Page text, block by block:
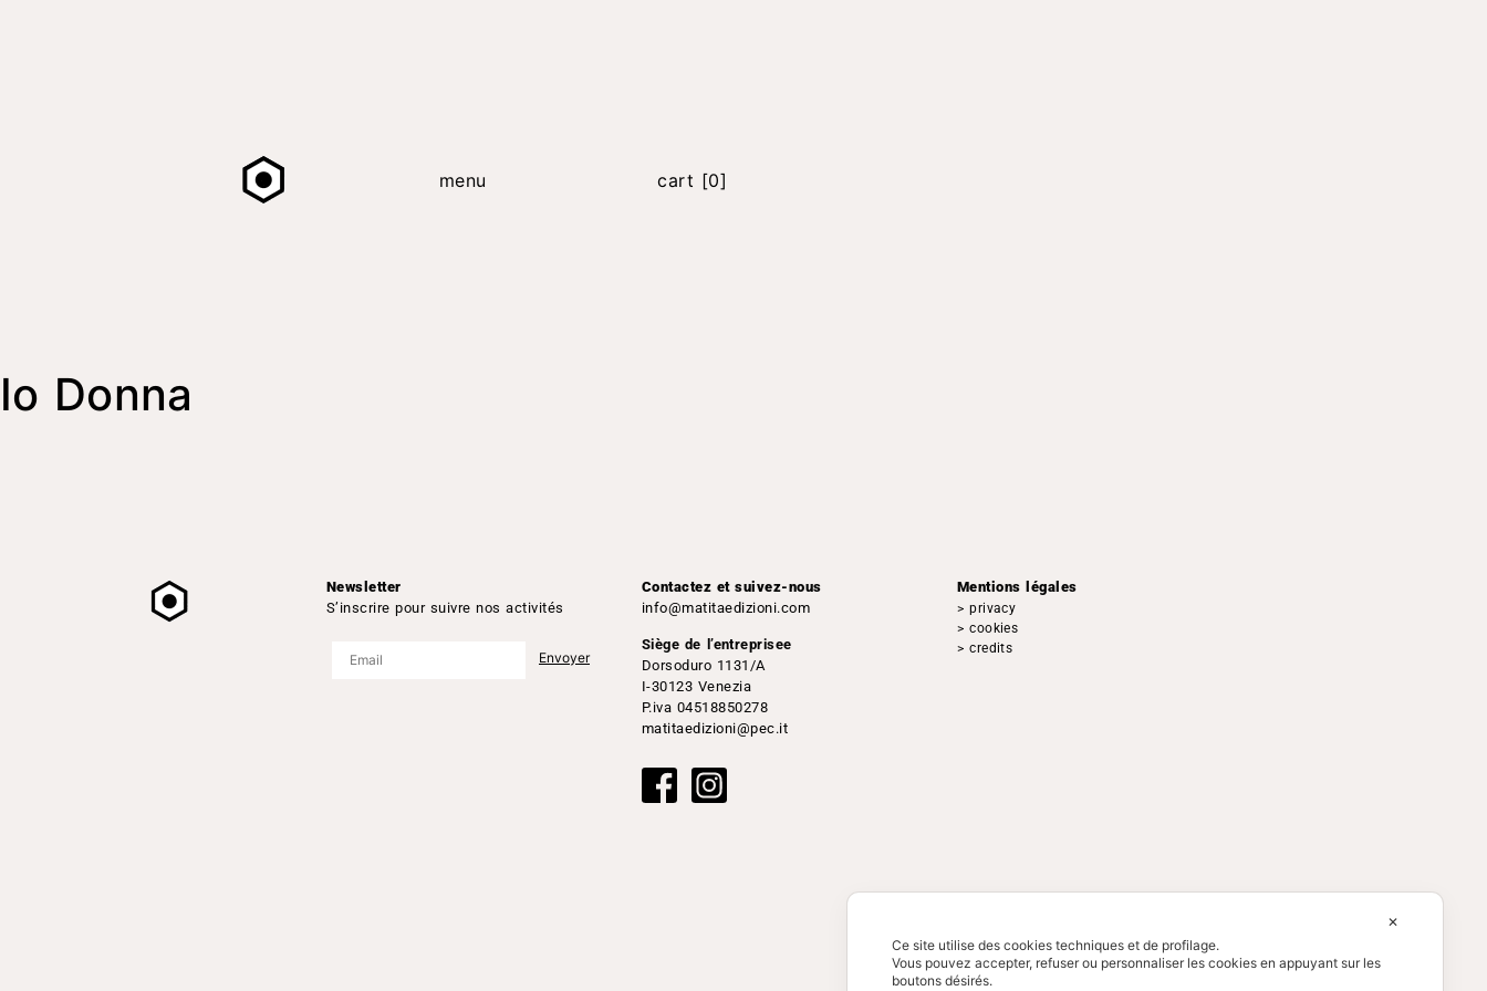
menu cart [0]
Io Donna
Newsletter
S’inscrire pour suivre nos activités
Contactez et suivez-nous
info@matitaedizioni.com
Siège de l’entreprisee
Dorsoduro 1131/A
I-30123 Venezia
P.iva 04518850278
matitaedizioni@pec.it
Mentions légales
> privacy
> cookies
> credits
✕
Ce site utilise des cookies techniques et de profilage.
Vous pouvez accepter, refuser ou personnaliser les cookies en appuyant sur les
boutons désirés.